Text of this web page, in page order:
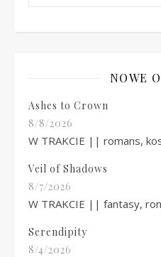
NOWE
Ashes to Crown
8/8/2026
W TRAKCIE || romans,
Veil of Shadows
8/7/2026
W TRAKCIE || fantasy,
Serendipity
8/4/2026